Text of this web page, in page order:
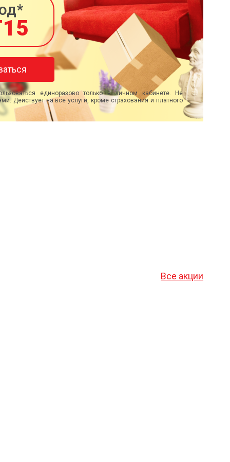
единоразово только в личном кабинете. Не
Действует на все услуги, кроме страхования и платного
Все акции